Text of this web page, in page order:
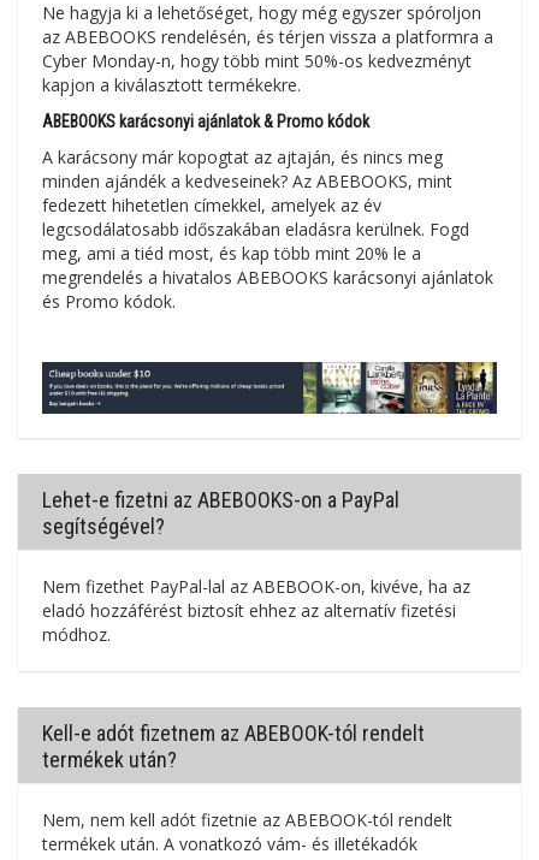
Ne hagyja ki a lehetőséget, hogy még egyszer spóroljon
az ABEBOOKS rendelésén, és térjen vissza a platformra a
Cyber Monday-n, hogy több mint 50%-os kedvezményt
kapjon a kiválasztott termékekre.
ABEBOOKS karácsonyi ajánlatok & Promo kódok
A karácsony már kopogtat az ajtaján, és nincs meg
minden ajándék a kedveseinek? Az ABEBOOKS, mint
fedezett hihetetlen címekkel, amelyek az év
legcsodálatosabb időszakában eladásra kerülnek. Fogd
meg, ami a tiéd most, és kap több mint 20% le a
megrendelés a hivatalos ABEBOOKS karácsonyi ajánlatok
és Promo kódok.
Lehet-e fizetni az ABEBOOKS-on a PayPal
segítségével?
Nem fizethet PayPal-lal az ABEBOOK-on, kivéve, ha az
eladó hozzáférést biztosít ehhez az alternatív fizetési
módhoz.
Kell-e adót fizetnem az ABEBOOK-tól rendelt
termékek után?
Nem, nem kell adót fizetnie az ABEBOOK-tól rendelt
termékek után. A vonatkozó vám- és illetékadók